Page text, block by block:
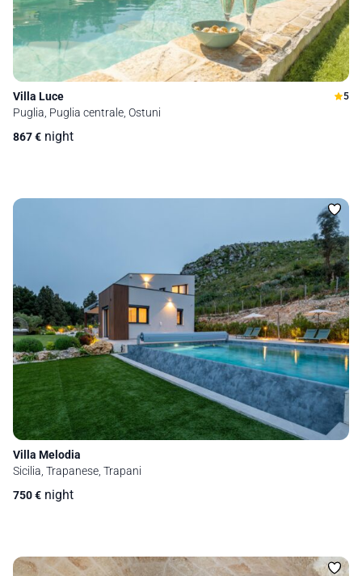
Villa Luce 5
Puglia, Puglia centrale, Ostuni
867€ night
Villa Melodia
Sicilia, Trapanese, Trapani
750€ night